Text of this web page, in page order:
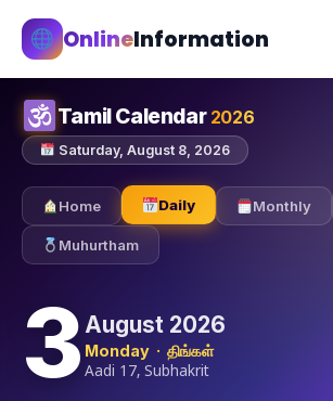
OnlineInformation
Tamil Calendar 2026
Saturday, August 8, 2026
Home Daily Monthly
Muhurtham
3 August 2026
Monday · திங்கள்
Aadi 17, Subhakrit